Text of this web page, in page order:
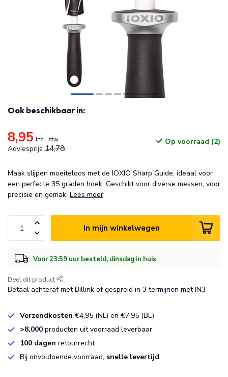
Ook beschikbaar in:
8,95 Incl. btw
Adviesprijs 14,78
Op voorraad (2)
Maak slijpen moeiteloos met de IOXIO Sharp Guide, ideaal voor
een perfecte 35 graden hoek. Geschikt voor diverse messen, voor
precisie en gemak. Lees meer.
In mijn winkelwagen
Voor 23:59 uur besteld, dinsdag in huis
Deel dit product
Betaal achteraf met Billink of gespreid in 3 termijnen met IN3
Verzendkosten €4,95 (NL) en €7,95 (BE)
>8.000 producten uit voorraad leverbaar
100 dagen retourrecht
Bij onvoldoende voorraad, snelle levertijd